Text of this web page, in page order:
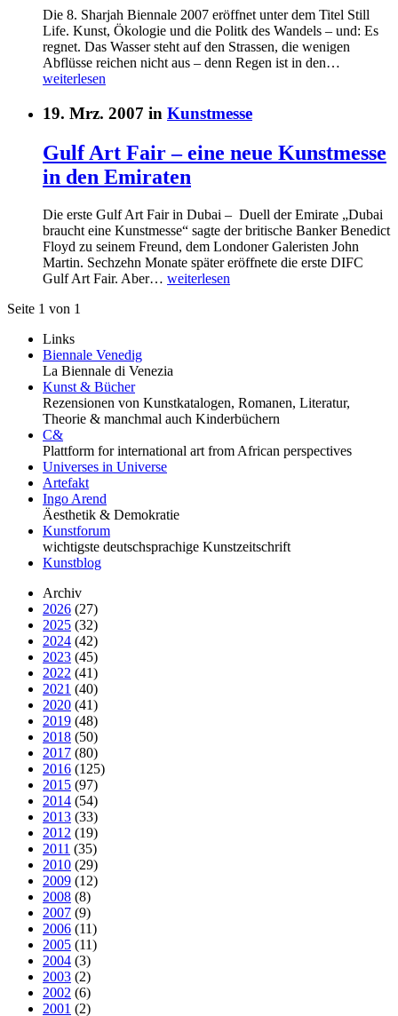
Die 8. Sharjah Biennale 2007 eröffnet unter dem Titel Still
Life. Kunst, Ökologie und die Politk des Wandels – und: Es
regnet. Das Wasser steht auf den Strassen, die wenigen
Abflüsse reichen nicht aus – denn Regen ist in den…
weiterlesen
19. Mrz. 2007 in Kunstmesse
Gulf Art Fair – eine neue Kunstmesse
in den Emiraten
Die erste Gulf Art Fair in Dubai – Duell der Emirate „Dubai
braucht eine Kunstmesse“ sagte der britische Banker Benedict
Floyd zu seinem Freund, dem Londoner Galeristen John
Martin. Sechzehn Monate später eröffnete die erste DIFC
Gulf Art Fair. Aber… weiterlesen
Seite 1 von 1
Links
Biennale Venedig
La Biennale di Venezia
Kunst & Bücher
Rezensionen von Kunstkatalogen, Romanen, Literatur,
Theorie & manchmal auch Kinderbüchern
C&
Plattform for international art from African perspectives
Universes in Universe
Artefakt
Ingo Arend
Äesthetik & Demokratie
Kunstforum
wichtigste deutschsprachige Kunstzeitschrift
Kunstblog
Archiv
2026 (27)
2025 (32)
2024 (42)
2023 (45)
2022 (41)
2021 (40)
2020 (41)
2019 (48)
2018 (50)
2017 (80)
2016 (125)
2015 (97)
2014 (54)
2013 (33)
2012 (19)
2011 (35)
2010 (29)
2009 (12)
2008 (8)
2007 (9)
2006 (11)
2005 (11)
2004 (3)
2003 (2)
2002 (6)
2001 (2)